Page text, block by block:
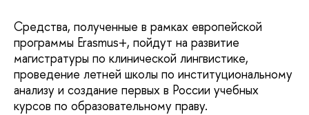
Средства, полученные в рамках европейской
программы Erasmus+, пойдут на развитие
магистратуры по клинической лингвистике,
проведение летней школы по институциональному
анализу и создание первых в России учебных
курсов по образовательному праву.